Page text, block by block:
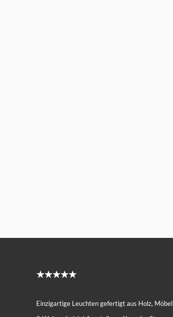
★★★★★
Einzigartige Leuchten gefertigt aus Holz, Möbel